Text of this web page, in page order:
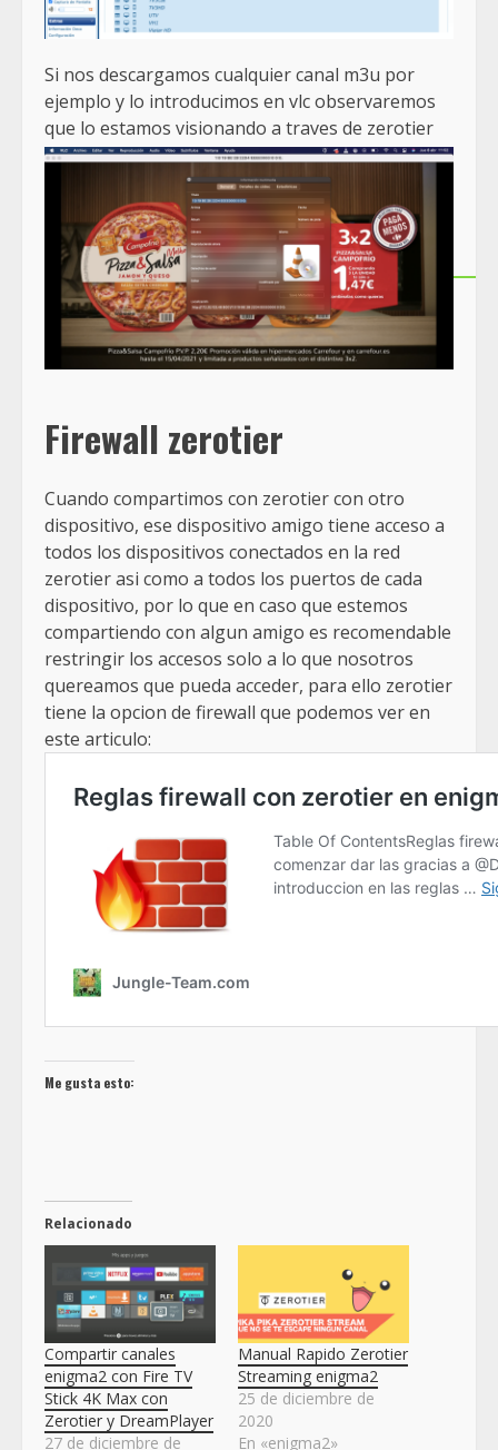
Si nos descargamos cualquier canal m3u por
ejemplo y lo introducimos en vlc observaremos
que lo estamos visionando a traves de zerotier
Firewall zerotier
Cuando compartimos con zerotier con otro
dispositivo, ese dispositivo amigo tiene acceso a
todos los dispositivos conectados en la red
zerotier asi como a todos los puertos de cada
dispositivo, por lo que en caso que estemos
compartiendo con algun amigo es recomendable
restringir los accesos solo a lo que nosotros
quereamos que pueda acceder, para ello zerotier
tiene la opcion de firewall que podemos ver en
este articulo:
Me gusta esto:
Relacionado
Compartir canales
enigma2 con Fire TV
Stick 4K Max con
Zerotier y DreamPlayer
27 de diciembre de
Manual Rapido Zerotier
Streaming enigma2
25 de diciembre de
2020
En «enigma2»